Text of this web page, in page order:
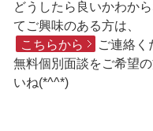
どうしたら良いかわか
てご興味のある方は、
こちらから
ご連絡く
無料個別面談をご希望
いね(*^^*)